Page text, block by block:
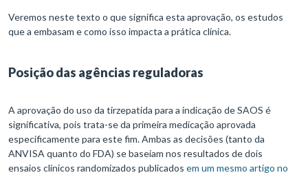
Veremos neste texto o que significa esta aprovação, os estudos
que a embasam e como isso impacta a prática clínica.
Posição das agências reguladoras
A aprovação do uso da tirzepatida para a indicação de SAOS é
significativa, pois trata-se da primeira medicação aprovada
especificamente para este fim. Ambas as decisões (tanto da
ANVISA quanto do FDA) se baseiam nos resultados de dois
ensaios clínicos randomizados publicados em um mesmo artigo no